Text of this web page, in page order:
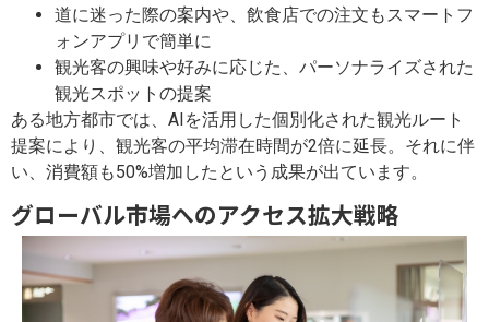
道に迷った際の案内や、飲食店での注文もスマートフ
ォンアプリで簡単に
観光客の興味や好みに応じた、パーソナライズされた
観光スポットの提案
ある地方都市では、AIを活用した個別化された観光ルート
提案により、観光客の平均滞在時間が2倍に延長。それに伴
い、消費額も50%増加したという成果が出ています。
グローバル市場へのアクセス拡大戦略